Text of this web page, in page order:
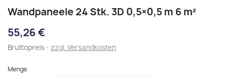
Wandpaneele 24 Stk. 3D 0,5×0,5 m 6 m²
55,26 €
Bruttopreis zzgl. Versandkosten
Menge